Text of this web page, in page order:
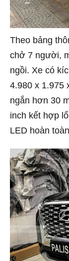
Theo bảng
chở 7 người,
ngồi. Xe có
4.980 x 1.975
ngắn hơn 30
inch kết hợp
LED hoàn